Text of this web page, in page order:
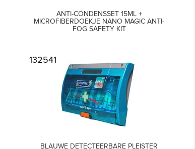
ANTI-CONDENSSET 15ML +
MICROFIBERDOEKJE NANO MAGIC ANTI-
FOG SAFETY KIT
132541
BLAUWE DETECTEERBARE PLEISTER